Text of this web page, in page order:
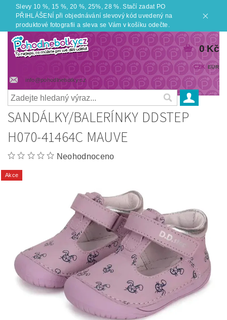
Slevy 10 %, 15 %, 20 %, 25%, 28 %. Stačí zadat PO
PŘIHLÁŠENÍ při objednávání slevový kód uvedený na
produktové fotografii a sleva se Vám v košíku odečte.
info@pohodlnebotky.cz
CZK EUR
0 Kč
SANDÁLKY/BALERÍNKY DDSTEP
H070-41464C MAUVE
Neohodnoceno
Akce